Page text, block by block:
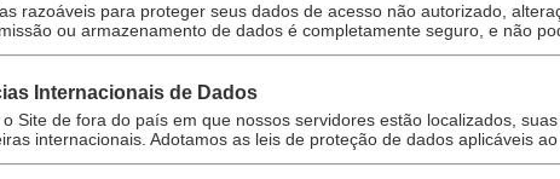
razoáveis para proteger seus dados de acesso não autorizado,
ou armazenamento de dados é completamente seguro, e não
Internacionais de Dados
Site de fora do país em que nossos servidores estão localizados,
internacionais. Adotamos as leis de proteção de dados aplicáveis